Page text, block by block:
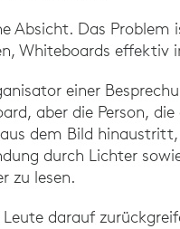
Absicht. Das
Whiteboards effektiv
einer
aber die Person,
aus dem Bild
durch Lichter
zu lesen.
darauf